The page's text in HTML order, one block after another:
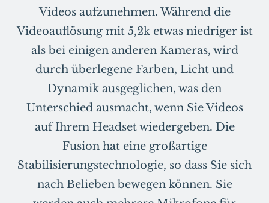
Videos aufzunehmen. Während die
Videoauflösung mit 5,2k etwas niedriger ist
als bei einigen anderen Kameras, wird
durch überlegene Farben, Licht und
Dynamik ausgeglichen, was den
Unterschied ausmacht, wenn Sie Videos
auf Ihrem Headset wiedergeben. Die
Fusion hat eine großartige
Stabilisierungstechnologie, so dass Sie sich
nach Belieben bewegen können. Sie